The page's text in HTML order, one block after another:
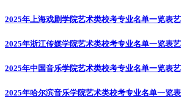
2025年上海戏剧学院艺术类校考专业名单一览表
2025年浙江传媒学院艺术类校考专业名单一览表
2025年中国音乐学院艺术类校考专业名单一览表
2025年哈尔滨音乐学院艺术类校考专业名单一览表